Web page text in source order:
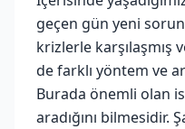
geçen gün yeni
krizlerle karşılaşmış
de farklı yöntem ve
Burada önemli olan
aradığını bilmesidir.